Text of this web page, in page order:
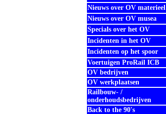
Nieuws over OV materieel
Nieuws over OV musea
Specials over het OV
Incidenten in het OV
Incidenten op het spoor
Voertuigen ProRail ICB
OV bedrijven
OV werkplaatsen
Railbouw- /
onderhoudsbedrijven
Back to the 90's